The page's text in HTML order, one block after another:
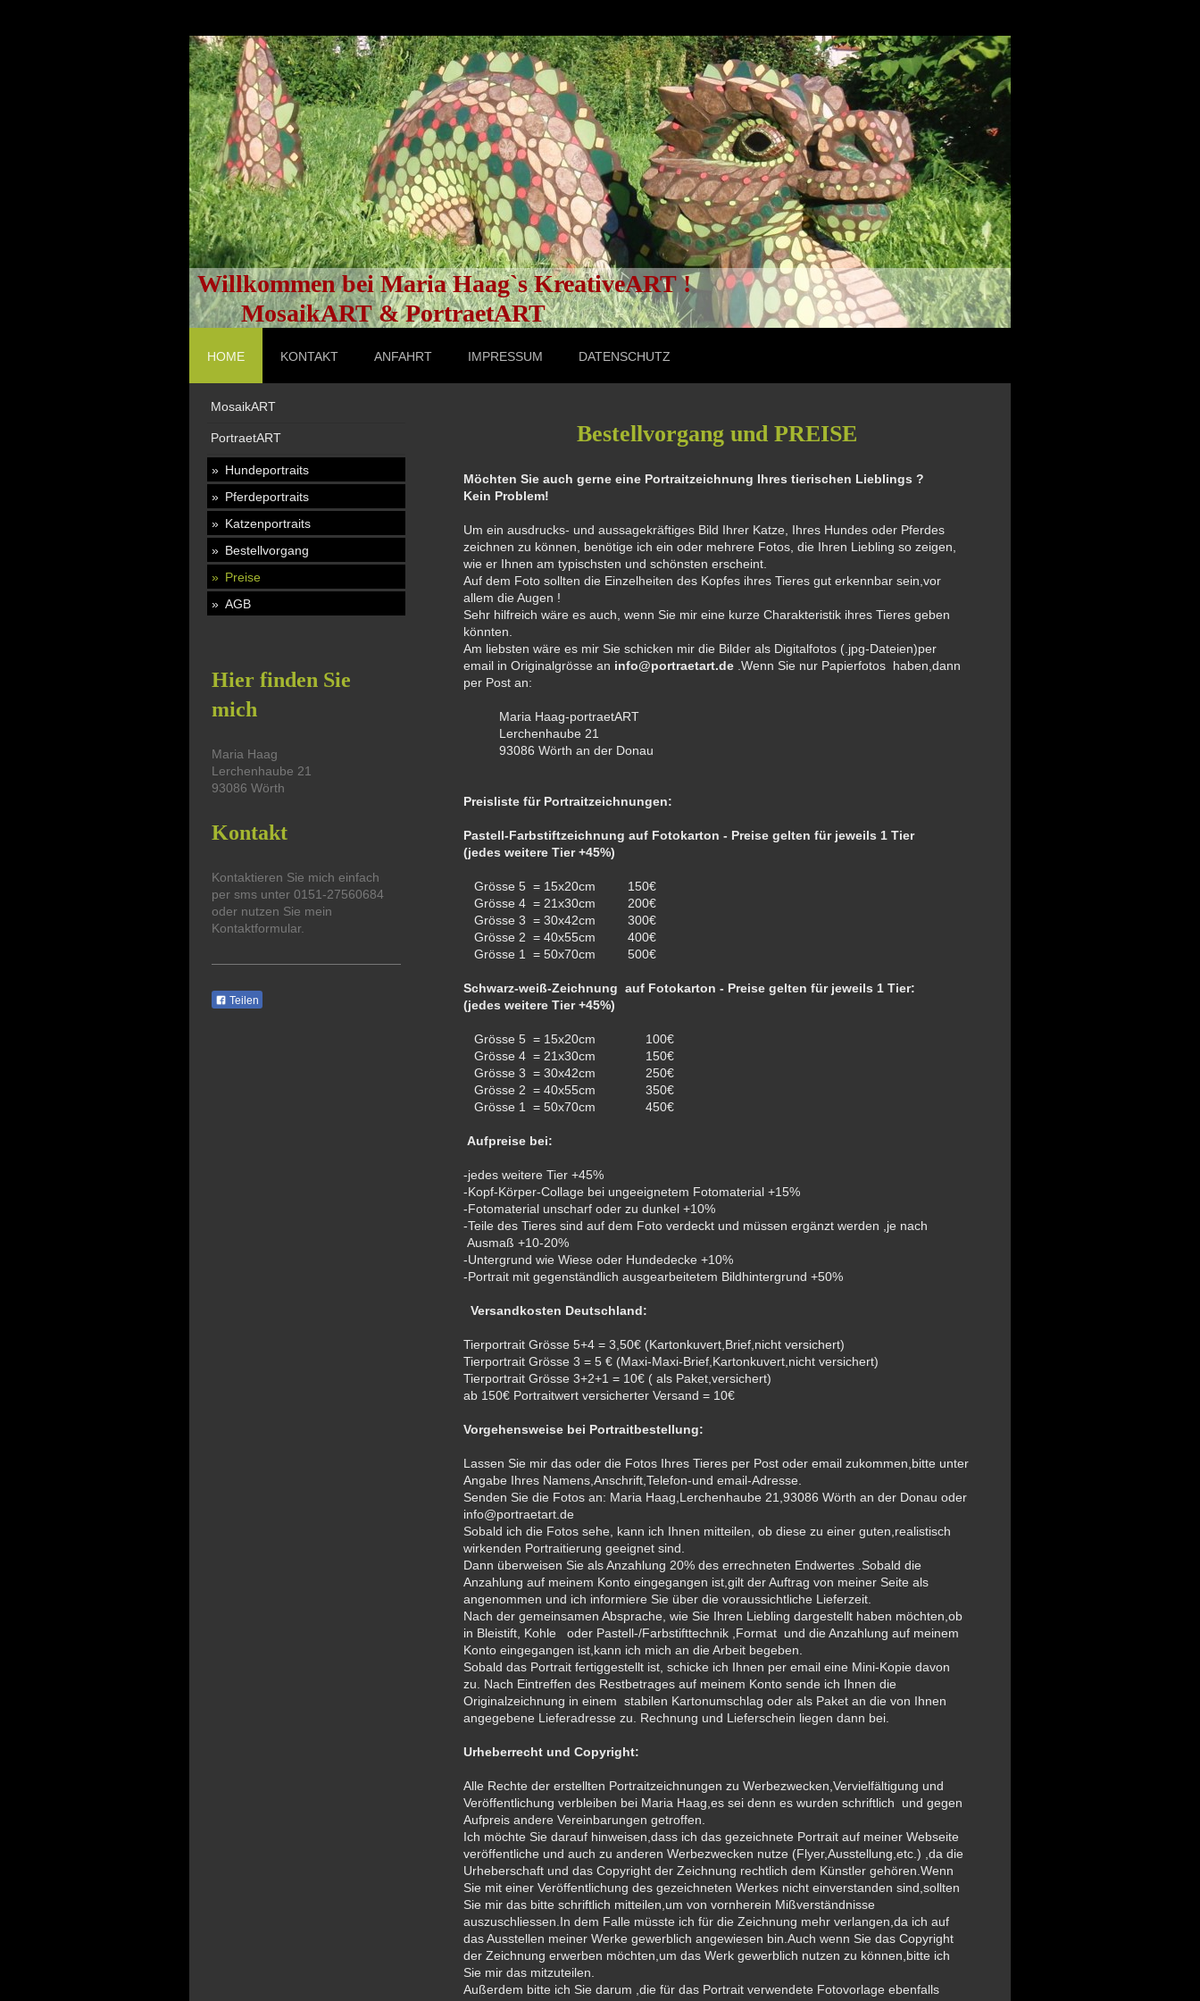
Willkommen bei Maria Haag`s KreativeART !
MosaikART & PortraetART
HOME KONTAKT ANFAHRT IMPRESSUM DATENSCHUTZ
Bestellvorgang und PREISE
Möchten Sie auch gerne eine Portraitzeichnung Ihres tierischen Lieblings ?
Kein Problem!
Um ein ausdrucks- und aussagekräftiges Bild Ihrer Katze, Ihres Hundes oder Pferdes
zeichnen zu können, benötige ich ein oder mehrere Fotos, die Ihren Liebling so zeigen,
wie er Ihnen am typischsten und schönsten erscheint.
Auf dem Foto sollten die Einzelheiten des Kopfes ihres Tieres gut erkennbar sein,vor
allem die Augen !
Sehr hilfreich wäre es auch, wenn Sie mir eine kurze Charakteristik ihres Tieres geben
könnten.
Am liebsten wäre es mir Sie schicken mir die Bilder als Digitalfotos (.jpg-Dateien)per
email in Originalgrösse an info@portraetart.de .Wenn Sie nur Papierfotos haben,dann
per Post an:
Maria Haag-portraetART
Lerchenhaube 21
93086 Wörth an der Donau
Preisliste für Portraitzeichnungen:
Pastell-Farbstiftzeichnung auf Fotokarton - Preise gelten für jeweils 1 Tier
(jedes weitere Tier +45%)
Grösse 5 = 15x20cm 150€
Grösse 4 = 21x30cm 200€
Grösse 3 = 30x42cm 300€
Grösse 2 = 40x55cm 400€
Grösse 1 = 50x70cm 500€
Schwarz-weiß-Zeichnung auf Fotokarton - Preise gelten für jeweils 1 Tier:
(jedes weitere Tier +45%)
Grösse 5 = 15x20cm 100€
Grösse 4 = 21x30cm 150€
Grösse 3 = 30x42cm 250€
Grösse 2 = 40x55cm 350€
Grösse 1 = 50x70cm 450€
Aufpreise bei:
-jedes weitere Tier +45%
-Kopf-Körper-Collage bei ungeeignetem Fotomaterial +15%
-Fotomaterial unscharf oder zu dunkel +10%
-Teile des Tieres sind auf dem Foto verdeckt und müssen ergänzt werden ,je nach
Ausmaß +10-20%
-Untergrund wie Wiese oder Hundedecke +10%
-Portrait mit gegenständlich ausgearbeitetem Bildhintergrund +50%
Versandkosten Deutschland:
Tierportrait Grösse 5+4 = 3,50€ (Kartonkuvert,Brief,nicht versichert)
Tierportrait Grösse 3 = 5 € (Maxi-Maxi-Brief,Kartonkuvert,nicht versichert)
Tierportrait Grösse 3+2+1 = 10€ ( als Paket,versichert)
ab 150€ Portraitwert versicherter Versand = 10€
Vorgehensweise bei Portraitbestellung:
Lassen Sie mir das oder die Fotos Ihres Tieres per Post oder email zukommen,bitte unter
Angabe Ihres Namens,Anschrift,Telefon-und email-Adresse.
Senden Sie die Fotos an: Maria Haag,Lerchenhaube 21,93086 Wörth an der Donau oder
info@portraetart.de
Sobald ich die Fotos sehe, kann ich Ihnen mitteilen, ob diese zu einer guten,realistisch
wirkenden Portraitierung geeignet sind.
Dann überweisen Sie als Anzahlung 20% des errechneten Endwertes .Sobald die
Anzahlung auf meinem Konto eingegangen ist,gilt der Auftrag von meiner Seite als
angenommen und ich informiere Sie über die voraussichtliche Lieferzeit.
Nach der gemeinsamen Absprache, wie Sie Ihren Liebling dargestellt haben möchten,ob
in Bleistift, Kohle oder Pastell-/Farbstifttechnik ,Format und die Anzahlung auf meinem
Konto eingegangen ist,kann ich mich an die Arbeit begeben.
Sobald das Portrait fertiggestellt ist, schicke ich Ihnen per email eine Mini-Kopie davon
zu. Nach Eintreffen des Restbetrages auf meinem Konto sende ich Ihnen die
Originalzeichnung in einem stabilen Kartonumschlag oder als Paket an die von Ihnen
angegebene Lieferadresse zu. Rechnung und Lieferschein liegen dann bei.
Urheberrecht und Copyright:
Alle Rechte der erstellten Portraitzeichnungen zu Werbezwecken,Vervielfältigung und
Veröffentlichung verbleiben bei Maria Haag,es sei denn es wurden schriftlich und gegen
Aufpreis andere Vereinbarungen getroffen.
Ich möchte Sie darauf hinweisen,dass ich das gezeichnete Portrait auf meiner Webseite
veröffentliche und auch zu anderen Werbezwecken nutze (Flyer,Ausstellung,etc.) ,da die
Urheberschaft und das Copyright der Zeichnung rechtlich dem Künstler gehören.Wenn
Sie mit einer Veröffentlichung des gezeichneten Werkes nicht einverstanden sind,sollten
Sie mir das bitte schriftlich mitteilen,um von vornherein Mißverständnisse
auszuschliessen.In dem Falle müsste ich für die Zeichnung mehr verlangen,da ich auf
das Ausstellen meiner Werke gewerblich angewiesen bin.Auch wenn Sie das Copyright
der Zeichnung erwerben möchten,um das Werk gewerblich nutzen zu können,bitte ich
Sie mir das mitzuteilen.
Außerdem bitte ich Sie darum ,die für das Portrait verwendete Fotovorlage ebenfalls
MosaikART
PortraetART
Hundeportraits
Pferdeportraits
Katzenportraits
Bestellvorgang
Preise
AGB
Hier finden Sie
mich
Maria Haag
Lerchenhaube 21
93086 Wörth
Kontakt
Kontaktieren Sie mich einfach
per sms unter 0151-27560684
oder nutzen Sie mein
Kontaktformular.
Teilen